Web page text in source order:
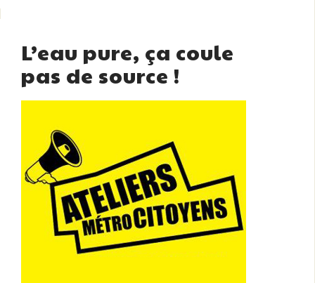
L’eau pure, ça coule
pas de source !